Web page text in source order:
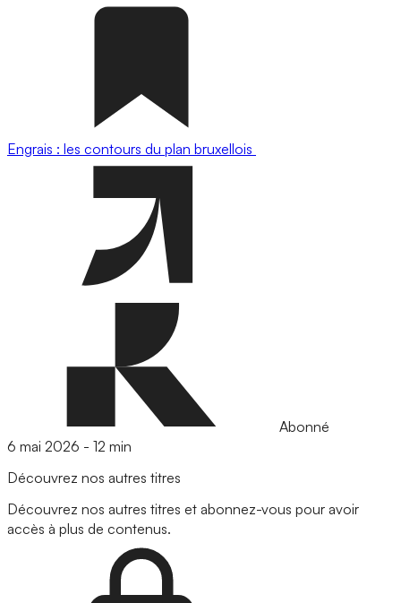
Engrais : les contours du plan bruxellois
Abonné
6 mai 2026 - 12 min
Découvrez nos autres titres
Découvrez nos autres titres et abonnez-vous pour avoir
accès à plus de contenus.